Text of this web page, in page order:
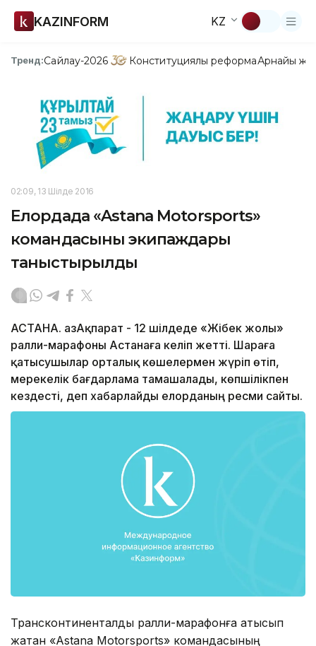
KAZINFORM KZ
Тренд:Сайлау-2026 Конституциялық реформаАрнайы
02:09, 13 Шілде 2016
Елордада «Astana Motorsports»
командасының экипаждары
таныстырылды
АСТАНА. ҚазАқпарат - 12 шілдеде «Жібек жолы»
ралли-марафоны Астанаға келіп жетті. Шараға
қатысушылар орталық көшелермен жүріп өтіп,
мерекелік бағдарлама тамашалады, көпшілікпен
кездесті, деп хабарлайды елорданың ресми сайты.
Трансконтиненталдық ралли-марафонға қатысып
жатқан «Astana Motorsports» командасының